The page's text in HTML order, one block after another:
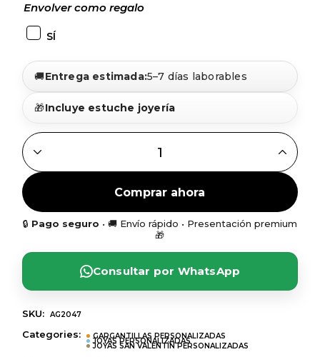
Envolver como regalo
SÍ
🚚Entrega estimada:5–7 días laborables
🎁Incluye estuche joyería
GARGANTILLA CORAZONES PERSONALIZABLE PLATA
Comprar ahora
🔒 Pago seguro • 🚚 Envío rápido • Presentación premium
🎁
Consultar por WhatsApp
SKU: AG2047
Categories: GARGANTILLAS PERSONALIZADAS
JOYAS PERSONALIZADAS
JOYAS SAN VALENTÍN PERSONALIZADAS